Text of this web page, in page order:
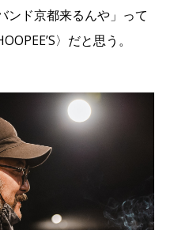
ンド京都来るんや」って
〉だと思う。